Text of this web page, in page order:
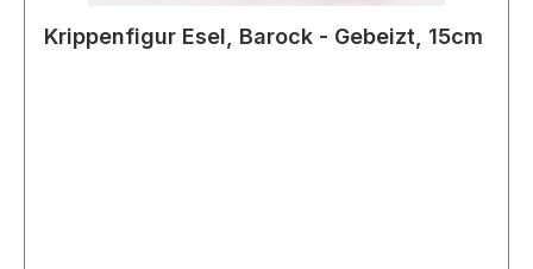
Krippenfigur Esel, Barock - Gebeizt, 15cm